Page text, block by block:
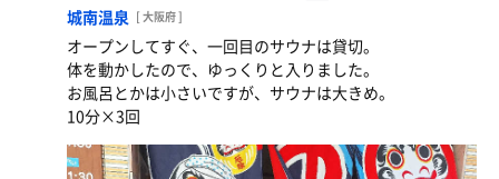
焼き鳥
城南温泉 [ 大阪府 ]
オープンしてすぐ、一回目のサウナは貸切。
体を動かしたので、ゆっくりと入りました。
お風呂とかは小さいですが、サウナは大きめ。
10分×3回